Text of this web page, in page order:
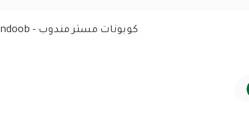
كوبونات مستر مندوب - Mr Mandoob غير فعالة حاليا